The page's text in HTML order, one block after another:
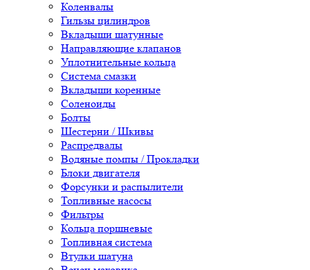
Коленвалы
Гильзы цилиндров
Вкладыши шатунные
Направляющие клапанов
Уплотнительные кольца
Система смазки
Вкладыши коренные
Соленоиды
Болты
Шестерни / Шкивы
Распредвалы
Водяные помпы / Прокладки
Блоки двигателя
Форсунки и распылители
Топливные насосы
Фильтры
Кольца поршневые
Топливная система
Втулки шатуна